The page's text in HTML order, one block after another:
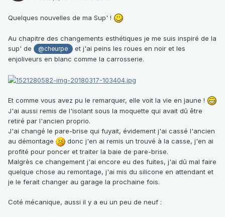
Quelques nouvelles de ma Sup' !
Au chapitre des changements esthétiques je me suis inspiré de la
sup' de
@cheurpe
et j'ai peins les roues en noir et les
enjoliveurs en blanc comme la carrosserie.
Et comme vous avez pu le remarquer, elle voit la vie en jaune !
J'ai aussi remis de l'isolant sous la moquette qui avait dû être
retiré par l'ancien proprio.
J'ai changé le pare-brise qui fuyait, évidement j'ai cassé l'ancien
au démontage
donc j'en ai remis un trouvé à la casse, j'en ai
profité pour poncer et traiter la baie de pare-brise.
Malgrès ce changement j'ai encore eu des fuites, j'ai dû mal faire
quelque chose au remontage, j'ai mis du silicone en attendant et
je le ferait changer au garage la prochaine fois.
Coté mécanique, aussi il y a eu un peu de neuf :